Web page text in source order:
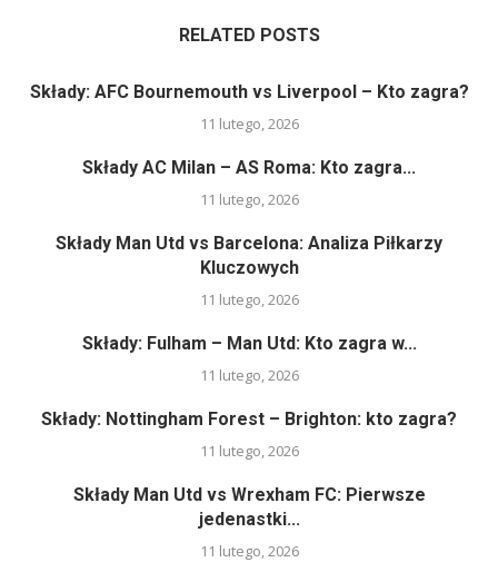
RELATED POSTS
Składy: AFC Bournemouth vs Liverpool – Kto zagra?
11 lutego, 2026
Składy AC Milan – AS Roma: Kto zagra...
11 lutego, 2026
Składy Man Utd vs Barcelona: Analiza Piłkarzy
Kluczowych
11 lutego, 2026
Składy: Fulham – Man Utd: Kto zagra w...
11 lutego, 2026
Składy: Nottingham Forest – Brighton: kto zagra?
11 lutego, 2026
Składy Man Utd vs Wrexham FC: Pierwsze
jedenastki...
11 lutego, 2026